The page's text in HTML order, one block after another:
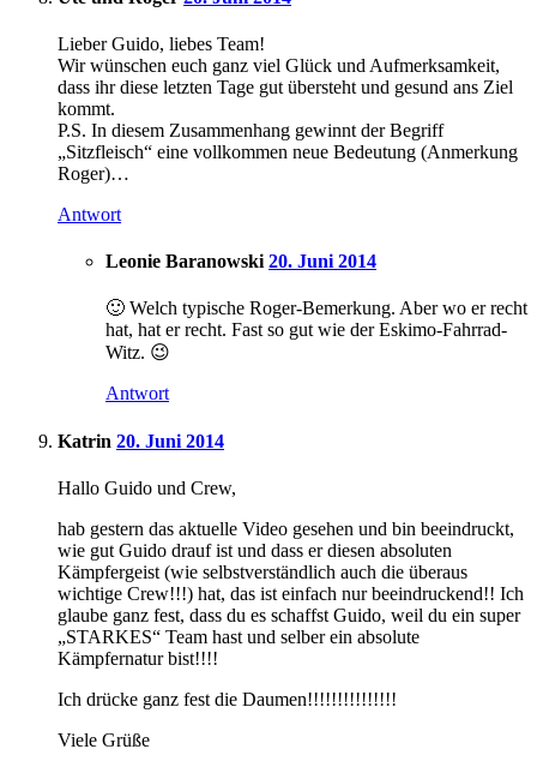
Lieber Guido, liebes Team!
Wir wünschen euch ganz viel Glück und Aufmerksamkeit,
dass ihr diese letzten Tage gut übersteht und gesund ans Ziel
kommt.
P.S. In diesem Zusammenhang gewinnt der Begriff
„Sitzfleisch“ eine vollkommen neue Bedeutung (Anmerkung
Roger)…
Antwort
Leonie Baranowski 20. Juni 2014
🙂 Welch typische Roger-Bemerkung. Aber wo er recht
hat, hat er recht. Fast so gut wie der Eskimo-Fahrrad-
Witz. 😉
Antwort
Katrin 20. Juni 2014
Hallo Guido und Crew,
hab gestern das aktuelle Video gesehen und bin beeindruckt,
wie gut Guido drauf ist und dass er diesen absoluten
Kämpfergeist (wie selbstverständlich auch die überaus
wichtige Crew!!!) hat, das ist einfach nur beeindruckend!! Ich
glaube ganz fest, dass du es schaffst Guido, weil du ein super
„STARKES“ Team hast und selber ein absolute
Kämpfernatur bist!!!!
Ich drücke ganz fest die Daumen!!!!!!!!!!!!!!!
Viele Grüße